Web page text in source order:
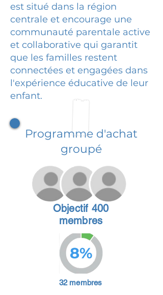
est situé dans la région
centrale et encourage une
communauté parentale active
et collaborative qui garantit
que les familles restent
connectées et engagées dans
l'expérience éducative de leur
enfant.
Programme d'achat
groupé
Objectif 400
membres
8%
32 membres